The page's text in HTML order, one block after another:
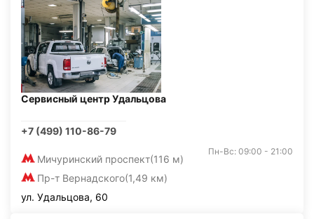
Сервисный центр Удальцова
+7 (499) 110-86-79
Мичуринский проспект(116 м)
Пр-т Вернадского(1,49 км)
Пн-Вс: 09:00 - 21:00
ул. Удальцова, 60